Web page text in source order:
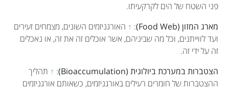
פני השטח של הים לקרקעיתו.
מארג המזון (Food Web)
:
↑ האורגניזמים השונים, מצמחים זעירים
ועד לווייתנים, וכל מה שביניהם, אשר אוכלים זה את זה, או נאכלים
זה על ידי זה.
הצטברות במערכת ביולוגית (Bioaccumulation)
:
↑ תהליך
ההצטברות של חומרים רעילים באורגניזמים, כשאותם אורגניזמים